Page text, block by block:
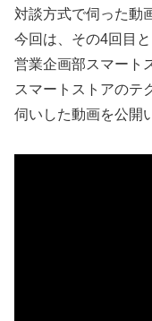
対談方式で伺った動
今回は、その4回目
営業企画部スマート
スマートストアのテ
伺いした動画を公開